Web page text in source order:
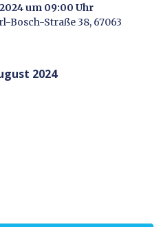
um 09:00 Uhr
Bosch-Straße 38, 67063
2024